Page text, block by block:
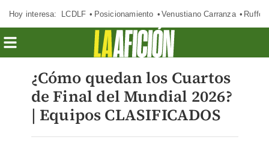
Hoy interesa: LCDLF Posicionamiento Venustiano Carranza Ruffo
¿Cómo quedan los Cuartos
de Final del Mundial 2026?
| Equipos CLASIFICADOS